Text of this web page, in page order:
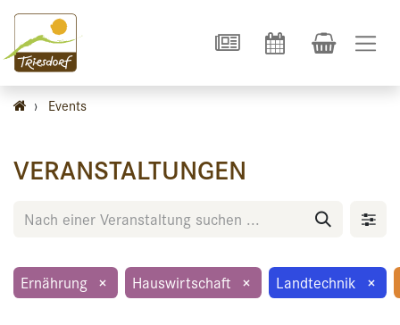
› Events
VERANSTALTUNGEN
Ernährung × Hauswirtschaft × Landtechnik ×